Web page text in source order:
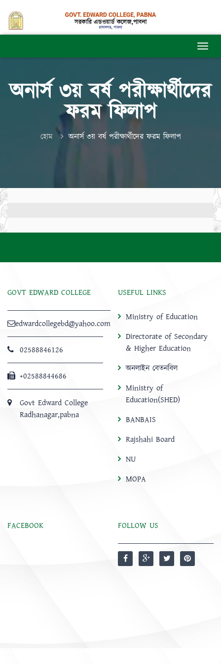
অনার্স ৩য় বর্ষ পরীক্ষার্থীদের
ফরম ফিলাপ
হোম অনার্স ৩য় বর্ষ পরীক্ষার্থীদের ফরম ফিলাপ
GOVT EDWARD COLLEGE
edwardcollegebd@yahoo.com
02588846126
+02588844686
Govt Edward College
Radhanagar,pabna
USEFUL LINKS
Ministry of Education
Directorate of Secondary
& Higher Education
অনলাইন বেতনবিল
Ministry of
Education(SHED)
BANBAIS
Rajshahi Board
NU
MOPA
FACEBOOK FOLLOW US